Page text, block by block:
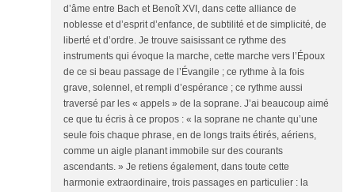
d’âme entre Bach et Benoît XVI, dans cette alliance de
noblesse et d’esprit d’enfance, de subtilité et de simplicité, de
liberté et d’ordre. Je trouve saisissant ce rythme des
instruments qui évoque la marche, cette marche vers l’Époux
de ce si beau passage de l’Évangile ; ce rythme à la fois
grave, solennel, et rempli d’espérance ; ce rythme aussi
traversé par les « appels » de la soprane. J’ai beaucoup aimé
ce que tu écris à ce propos : « la soprane ne chante qu’une
seule fois chaque phrase, en de longs traits étirés, aériens,
comme un aigle planant immobile sur des courants
ascendants. » Je retiens également, dans toute cette
harmonie extraordinaire, trois passages en particulier : la